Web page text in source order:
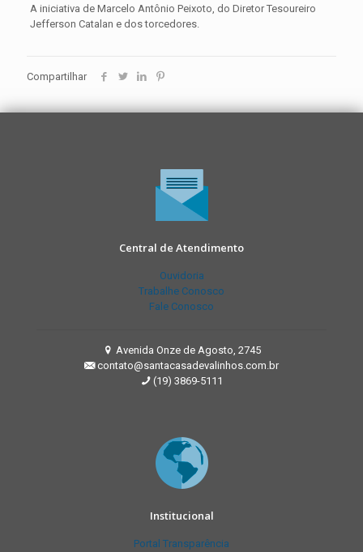
A iniciativa de Marcelo Antônio Peixoto, do Diretor Tesoureiro
Jefferson Catalan e dos torcedores.
Compartilhar
Central de Atendimento
Ouvidoria
Trabalhe Conosco
Fale Conosco
Avenida Onze de Agosto, 2745
contato@santacasadevalinhos.com.br
(19) 3869-5111
Institucional
Portal Transparência